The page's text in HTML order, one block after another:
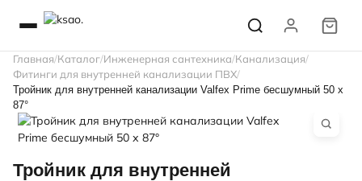
Главная Каталог Инженерная сантехника Канализация
Фитинги для внутренней канализации ПВХ
Тройник для внутренней канализации Valfex Prime бесшумный 50 х
87°
Тройник для внутренней